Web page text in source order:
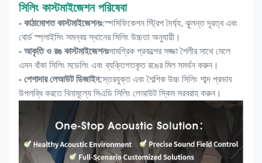
সিলিং কাস্টমাইজেশন পরিষেবা
- কাঠামোগত কাস্টমাইজেশনঃস্পেসিফিকেশন স্ট্রিপ দৈর্ঘ্য, ঝুলন্ত দূরত্ব এবং
বোর্ড স্প্লাইসিং সমন্বয় স্থানের সিলিং উচ্চতা অনুযায়ী।
- আকৃতি ও রঙ কাস্টমাইজেশনঃসামগ্রিক প্রকল্পের সজ্জা শৈলীর সাথে মেলে
এমন বাঁকা সিলিং মডেলিং এবং ব্যক্তিগতকৃত রঙের মিল সমর্থন করুন।
- পেশাদার লেআউট ডিজাইন:স্তরযুক্ত এবং শৈল্পিক উচ্চ সিলিং শাব্দ প্রভাব
উপলব্ধি করতে বিনামূল্যে সিএডি সিলিং লেআউট স্কিম সরবরাহ করুন।